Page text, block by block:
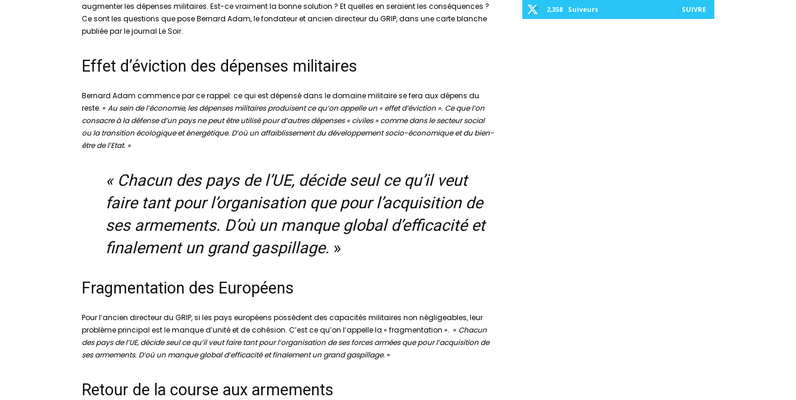
augmenter les dépenses militaires. Est-ce vraiment la bonne solution ? Et quelles en seraient les conséquences ?
Ce sont les questions que pose Bernard Adam, le fondateur et ancien directeur du GRIP, dans une carte blanche
publiée par le journal Le Soir.
Effet d’éviction des dépenses militaires
Bernard Adam commence par ce rappel: ce qui est dépensé dans le domaine militaire se fera aux dépens du
reste. « Au sein de l’économie, les dépenses militaires produisent ce qu’on appelle un « effet d’éviction ». Ce que l’on
consacre à la défense d’un pays ne peut être utilisé pour d’autres dépenses « civiles » comme dans le secteur social
ou la transition écologique et énergétique. D’où un affaiblissement du développement socio-économique et du bien-
être de l’Etat. »
« Chacun des pays de l’UE, décide seul ce qu’il veut
faire tant pour l’organisation que pour l’acquisition de
ses armements. D’où un manque global d’efficacité et
finalement un grand gaspillage. »
Fragmentation des Européens
Pour l’ancien directeur du GRIP, si les pays européens possèdent des capacités militaires non négligeables, leur
problème principal est le manque d’unité et de cohésion. C’est ce qu’on l’appelle la « fragmentation ». » Chacun
des pays de l’UE, décide seul ce qu’il veut faire tant pour l’organisation de ses forces armées que pour l’acquisition de
ses armements. D’où un manque global d’efficacité et finalement un grand gaspillage. »
Retour de la course aux armements
2,358 Suiveurs SUIVRE